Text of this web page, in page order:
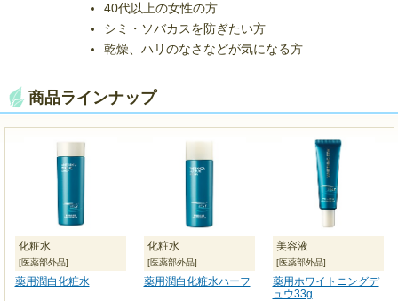
40代以上の女性の方
シミ・ソバカスを防ぎたい方
乾燥、ハリのなさなどが気になる方
商品ラインナップ
化粧水
[医薬部外品]
薬用潤白化粧水
化粧水
[医薬部外品]
薬用潤白化粧水ハーフ
美容液
[医薬部外品]
薬用ホワイトニングデ
ュウ33g